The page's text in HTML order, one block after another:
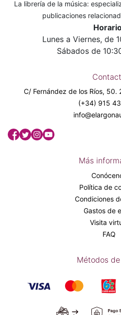
La librería de la música:
publicaciones
Lunes a Viernes, de
Sábados de
C/ Fernández de los Ríos, 50.
(+34) 915
Más
Política de
Condiciones
Gastos de
Visita
FAQ
Métodos